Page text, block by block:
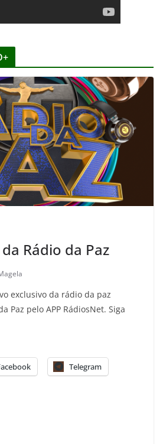
Rádio da Paz
exclusivo da rádio da paz
Paz pelo APP RádiosNet. Siga
Telegram